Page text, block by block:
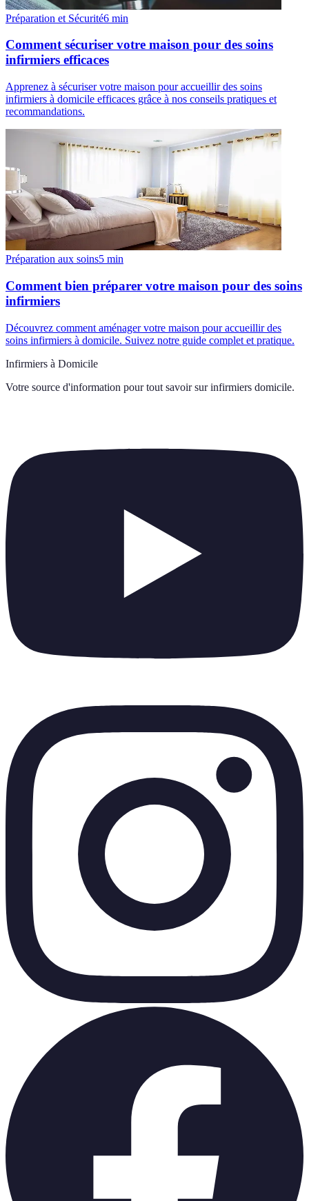
Préparation et Sécurité6 min
Comment sécuriser votre maison pour des soins
infirmiers efficaces
Apprenez à sécuriser votre maison pour accueillir des soins
infirmiers à domicile efficaces grâce à nos conseils pratiques et
recommandations.
Préparation aux soins5 min
Comment bien préparer votre maison pour des soins
infirmiers
Découvrez comment aménager votre maison pour accueillir des
soins infirmiers à domicile. Suivez notre guide complet et pratique.
Infirmiers à Domicile
Votre source d'information pour tout savoir sur infirmiers domicile.